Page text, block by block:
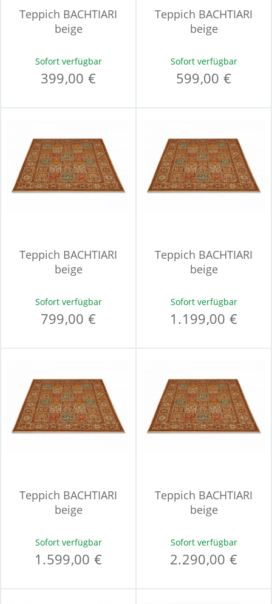
Teppich BACHTIARI
beige
Sofort verfügbar
399,00 €
Teppich BACHTIARI
beige
Sofort verfügbar
599,00 €
Teppich BACHTIARI
beige
Sofort verfügbar
799,00 €
Teppich BACHTIARI
beige
Sofort verfügbar
1.199,00 €
Teppich BACHTIARI
beige
Sofort verfügbar
1.599,00 €
Teppich BACHTIARI
beige
Sofort verfügbar
2.290,00 €